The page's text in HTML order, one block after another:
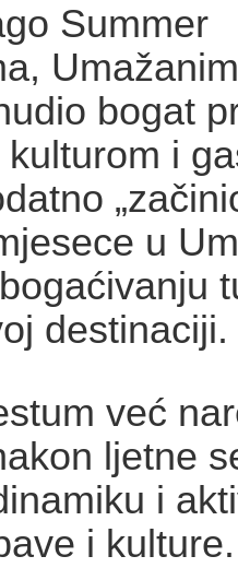
Summer
bogat
i
u
destinaciji.
već
ljetne
i
i